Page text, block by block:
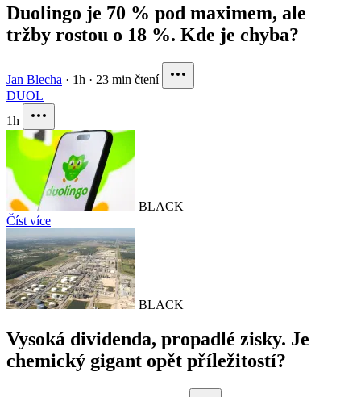
Duolingo je 70 % pod maximem, ale
tržby rostou o 18 %. Kde je chyba?
Jan Blecha · 1h · 23 min čtení
DUOL
1h
BLACK
Číst více
BLACK
Vysoká dividenda, propadlé zisky. Je
chemický gigant opět příležitostí?